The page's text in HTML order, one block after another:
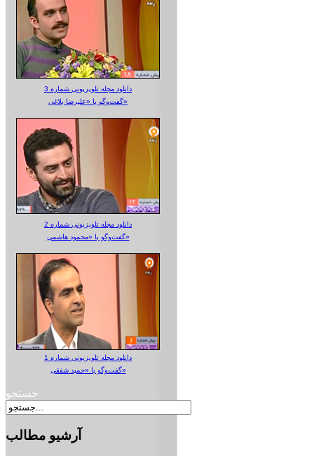
دانلود مجله تلویزیونی شماره 3
گفت‌وگو با «علیرضا بلاغی»
دانلود مجله تلویزیونی شماره 2
گفت‌وگو با «محمود هاشمی»
دانلود مجله تلویزیونی شماره 1
گفت‌وگو با «حمید شفقی»
جستجو
آرشیو مطالب